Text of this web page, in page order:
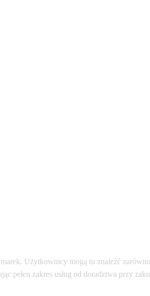
Użytkownicy mogą tu znaleźć
zakres usług od doradztwa przy